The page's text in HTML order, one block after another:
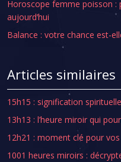
Horoscope femme poisson :
aujourd’hui
Balance : votre chance est-
Articles similaires
15h15 : signification
13h13 : l’heure miroir qui
12h21 : moment clé pour
1001 heures miroirs :